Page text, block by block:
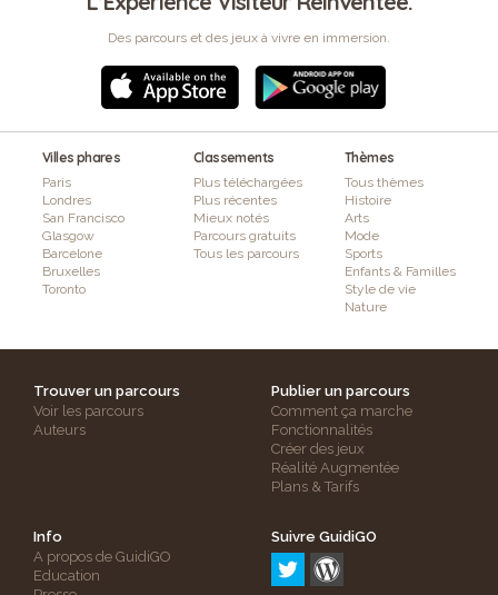
Des parcours et des jeux à vivre en immersion.
Villes phares
Paris
Londres
San Francisco
Glasgow
Barcelone
Bruxelles
Toronto
Classements
Plus téléchargées
Plus récentes
Mieux notés
Parcours gratuits
Tous les parcours
Thèmes
Tous thèmes
Histoire
Arts
Mode
Sports
Enfants & Familles
Style de vie
Nature
Trouver un parcours
Voir les parcours
Auteurs
Publier un parcours
Comment ça marche
Fonctionnalités
Créer des jeux
Réalité Augmentée
Plans & Tarifs
Info
A propos de GuidiGO
Education
Suivre GuidiGO